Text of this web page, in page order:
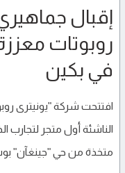
إقبال
روبوتات
في بكين
الناشئة أول متجر لتجارب
متخذة من حي "جينغآن"